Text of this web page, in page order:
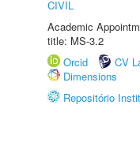
CIVIL
Academic
title: MS-3.2
Orcid
CV
Dimensions
Repositório